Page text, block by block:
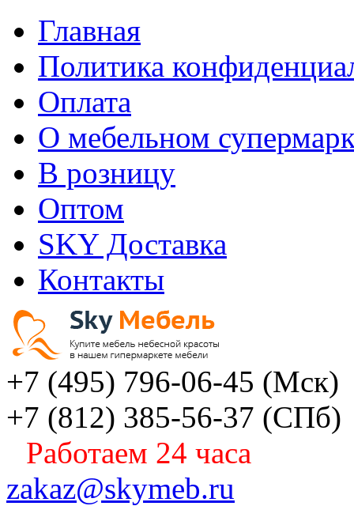
Главная
Политика
Оплата
О мебельном
В розницу
Оптом
SKY Доставка
Контакты
+7 (495) 796-06-45 (Мск)
+7 (812) 385-56-37 (СПб)
Работаем 24 часа
zakaz@skymeb.ru